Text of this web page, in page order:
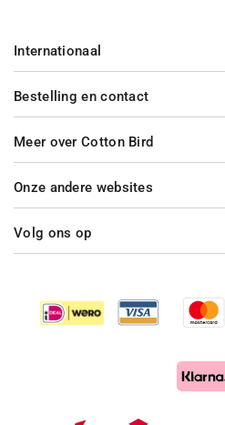
Bestelling en contact
Meer over Cotton Bird
Internationaal
Onze andere websites
Volg ons op